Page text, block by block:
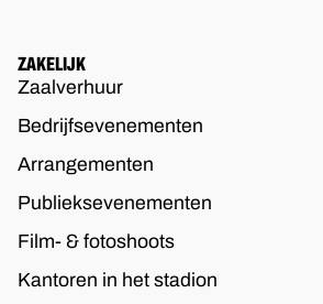
ZAKELIJK
Zaalverhuur
Bedrijfsevenementen
Arrangementen
Publieksevenementen
Film- & fotoshoots
Kantoren in het stadion